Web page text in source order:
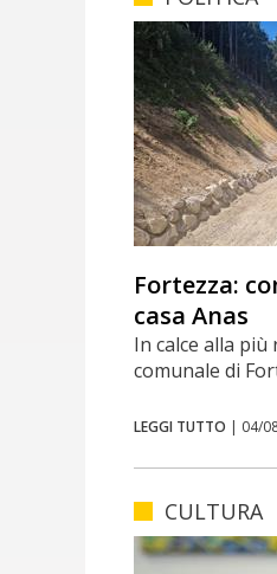
Fortezza:
casa Anas
In calce alla
comunale di
LEGGI TUTTO | 04/
CULTURA